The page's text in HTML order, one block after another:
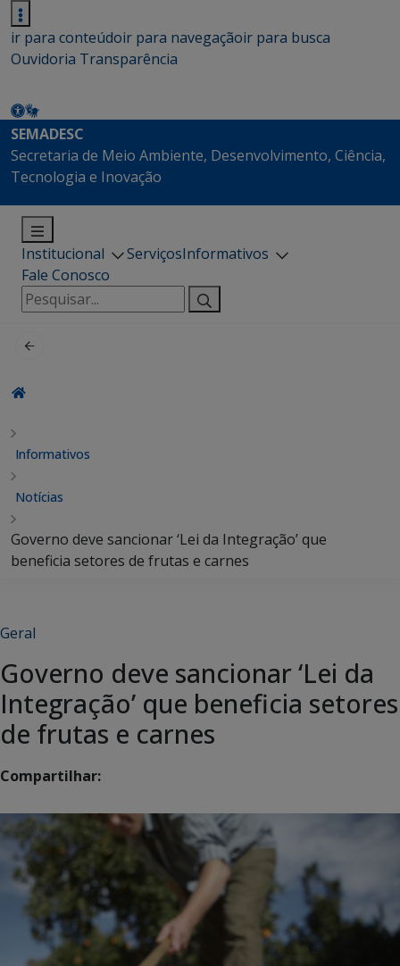
ir para conteúdoir para navegaçãoir para busca
Ouvidoria Transparência
SEMADESC
Secretaria de Meio Ambiente, Desenvolvimento, Ciência,
Tecnologia e Inovação
Institucional ServiçosInformativos
Fale Conosco
Pesquisar
por:
Informativos
Notícias
Governo deve sancionar ‘Lei da Integração’ que
beneficia setores de frutas e carnes
Geral
Governo deve sancionar ‘Lei da
Integração’ que beneficia setores
de frutas e carnes
Compartilhar: